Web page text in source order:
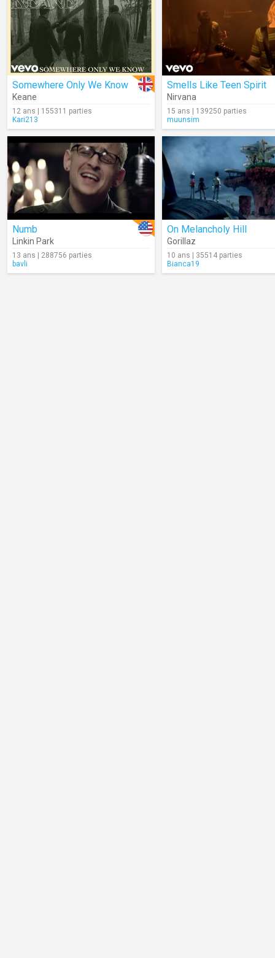
Somewhere Only We Know
Keane
12 ans | 155311 parties
Kari213
Smells Like Teen Spirit
Nirvana
15 ans | 139250 parties
muunsim
Numb
Linkin Park
13 ans | 288756 parties
bavli
On Melancholy Hill
Gorillaz
10 ans | 35514 parties
Bianca19